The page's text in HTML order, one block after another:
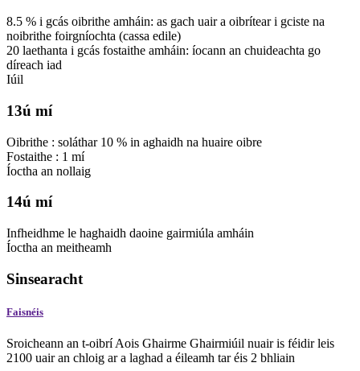
8.5 % i gcás oibrithe amháin: as gach uair a oibrítear i gciste na
noibrithe foirgníochta (cassa edile)
20 laethanta i gcás fostaithe amháin: íocann an chuideachta go
díreach iad
Iúil
13ú mí
Oibrithe : soláthar 10 % in aghaidh na huaire oibre
Fostaithe : 1 mí
Íoctha an nollaig
14ú mí
Infheidhme le haghaidh daoine gairmiúla amháin
Íoctha an meitheamh
Sinsearacht
Faisnéis
Sroicheann an t-oibrí Aois Ghairme Ghairmiúil nuair is féidir leis
2100 uair an chloig ar a laghad a éileamh tar éis 2 bhliain